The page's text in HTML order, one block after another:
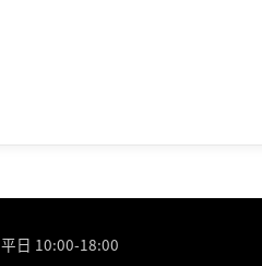
平日 10:00-18:00